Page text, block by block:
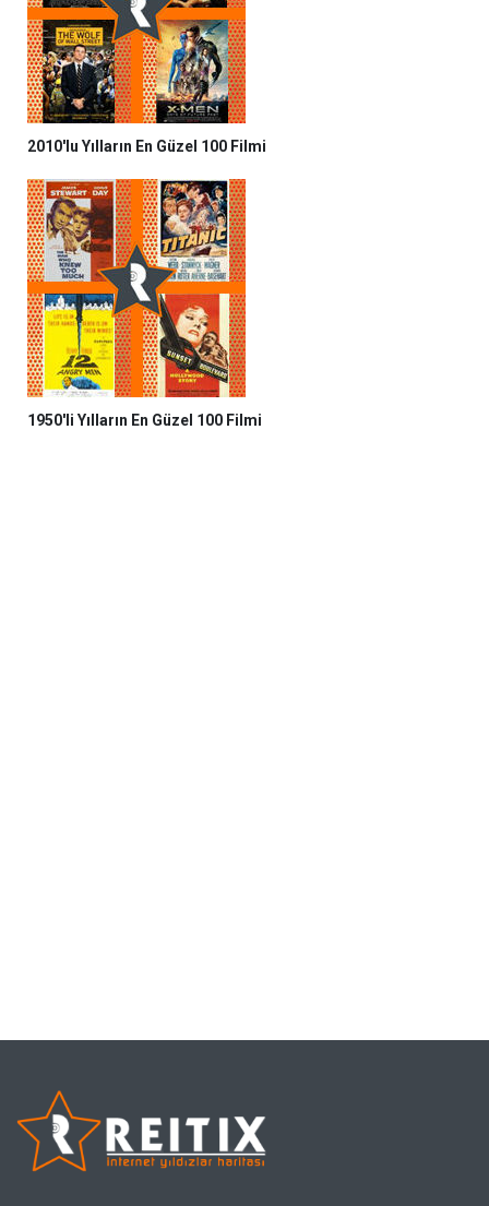
2010'lu Yılların En Güzel 100 Filmi
1950'li Yılların En Güzel 100 Filmi